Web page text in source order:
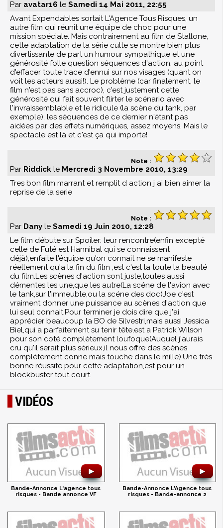
Par avatar16 le Samedi 14 Mai 2011, 22:55
Avant Expendables sortait L'Agence Tous Risques, un
autre film qui réunit une équipe de choc pour une
mission spéciale. Mais contrairement au film de Stallone,
cette adaptation de la série culte se montre bien plus
divertissante de part un humour sympathique et une
générosité folle question séquences d'action, au point
d'effacer toute trace d'ennui sur nos visages (quant on
voit les acteurs aussi!). Le problème (car finalement, le
film n'est pas sans accroc), c'est justement cette
générosité qui fait souvent flirter le scénario avec
l'invraissemblable et le ridicule (la scène du tank, par
exemple), les séquences de ce dernier n'étant pas
aidées par des effets numériques, assez moyens. Mais le
spectacle est là et c'est ça qui importe!
Note :
Par Riddick le Mercredi 3 Novembre 2010, 13:29
Tres bon film marrant et remplit d action j ai bien aimer la
reprise de la serie
Note :
Par Dany le Samedi 19 Juin 2010, 12:28
Le film débute sur Spoiler: leur rencontre(enfin excepté
celle de Futé est Hannibal qui se connaissent
déjà),enfaite l'équipe qu'on connait ne se manifeste
réellement qu'a la fin du film ,est c'est la toute la beauté
du film.Les scènes d'action sont juste,toutes aussi
démentes les une,que les autre(La scéne de l'avion avec
le tank,sur l'immeuble,ou la scéne des doc)Joe c'est
vraiment donner une puissance au scènes d'action que
lui seul connait.Pour terminer je dois dire que j'ai
apprécier beaucoup la BO de Silvestri,mais aussi Jessica
Biel,qui a parfaitement su tenir tête,est a Patrick Wilson
pour son coté complètement loufoque(Auquel j'aurais
cru qu'il serait plus sérieux,il nous offre des scènes
complètement conne mais touche dans le mille).Une très
bonne réussite pour cette adaptation,est pour un
blockbuster tout court.
VIDÉOS
►
Bande-Annonce L'agence tous
risques - Bande annonce VF
►
Bande-Annonce L'Agence tous
risques - Bande-annonce 2